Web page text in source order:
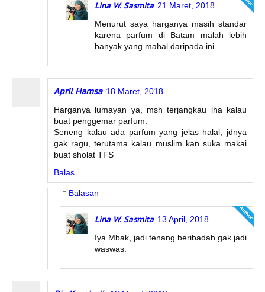
Lina W. Sasmita 21 Maret, 2018
Menurut saya harganya masih standar
karena parfum di Batam malah lebih
banyak yang mahal daripada ini.
April Hamsa 18 Maret, 2018
Harganya lumayan ya, msh terjangkau lha kalau
buat penggemar parfum.
Seneng kalau ada parfum yang jelas halal, jdnya
gak ragu, terutama kalau muslim kan suka makai
buat sholat TFS
Balas
Balasan
Lina W. Sasmita 13 April, 2018
Iya Mbak, jadi tenang beribadah gak jadi
waswas.